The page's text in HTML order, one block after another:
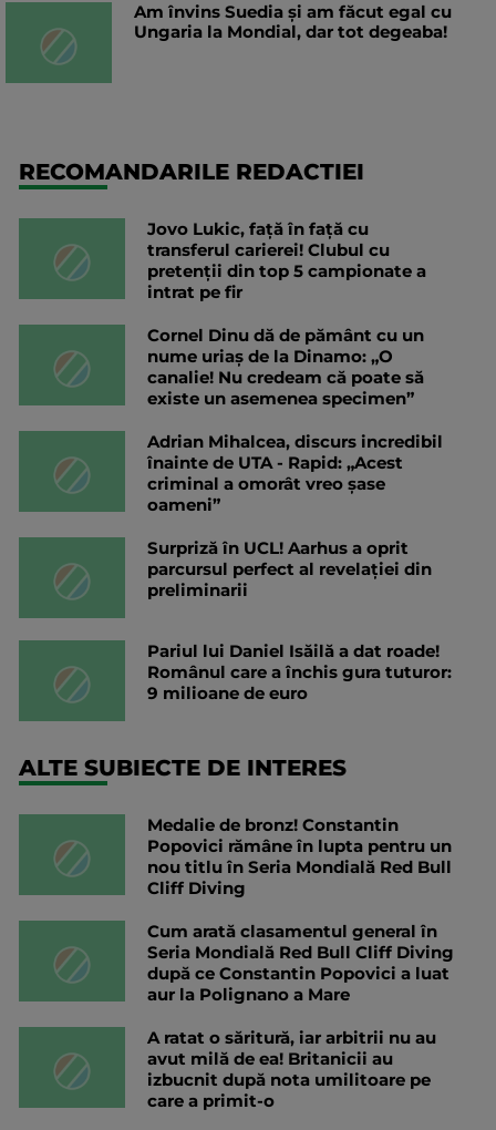
Am învins Suedia și am făcut egal cu
Ungaria la Mondial, dar tot degeaba!
RECOMANDARILE REDACTIEI
Jovo Lukic, față în față cu
transferul carierei! Clubul cu
pretenții din top 5 campionate a
intrat pe fir
Cornel Dinu dă de pământ cu un
nume uriaș de la Dinamo: „O
canalie! Nu credeam că poate să
existe un asemenea specimen”
Adrian Mihalcea, discurs incredibil
înainte de UTA - Rapid: „Acest
criminal a omorât vreo șase
oameni”
Surpriză în UCL! Aarhus a oprit
parcursul perfect al revelației din
preliminarii
Pariul lui Daniel Isăilă a dat roade!
Românul care a închis gura tuturor:
9 milioane de euro
ALTE SUBIECTE DE INTERES
Medalie de bronz! Constantin
Popovici rămâne în lupta pentru un
nou titlu în Seria Mondială Red Bull
Cliff Diving
Cum arată clasamentul general în
Seria Mondială Red Bull Cliff Diving
după ce Constantin Popovici a luat
aur la Polignano a Mare
A ratat o săritură, iar arbitrii nu au
avut milă de ea! Britanicii au
izbucnit după nota umilitoare pe
care a primit-o